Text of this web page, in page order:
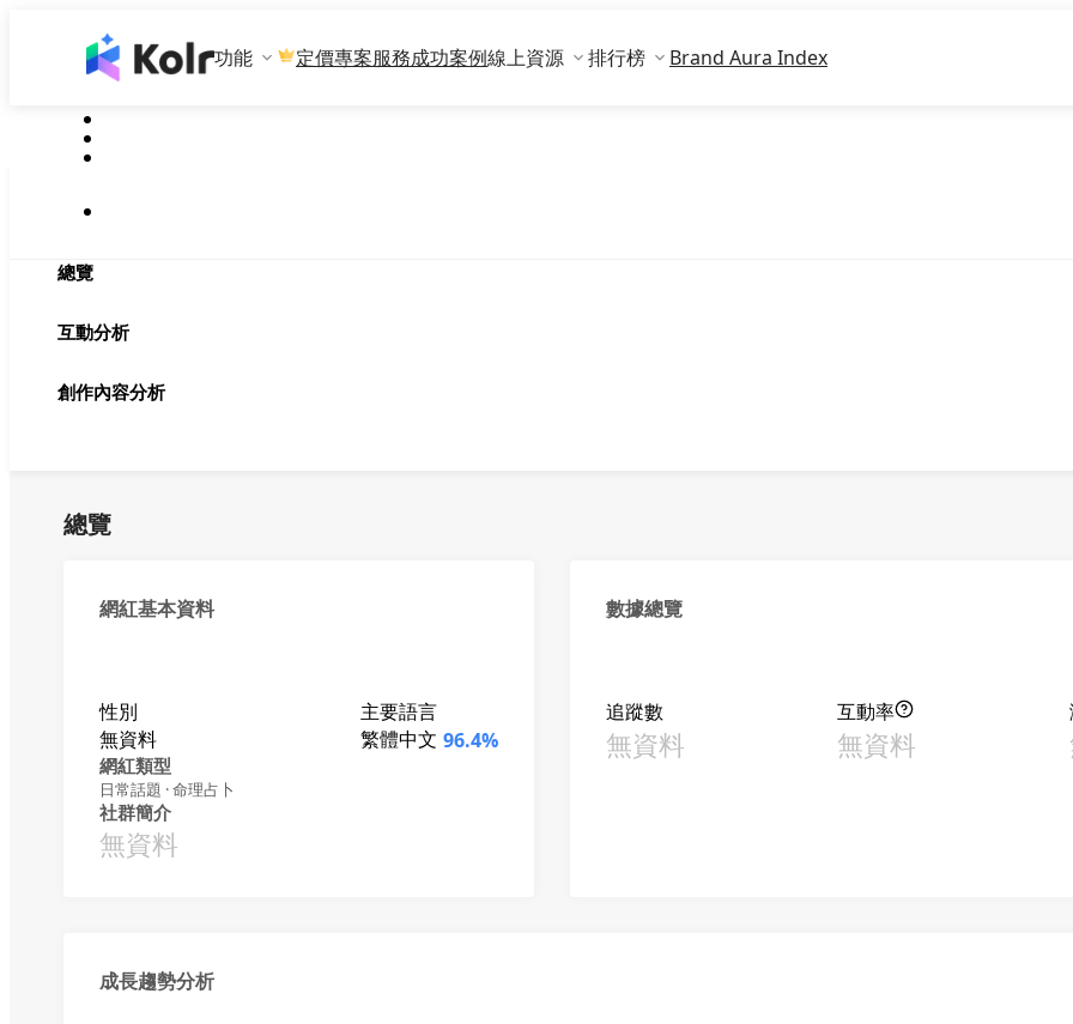
功能 定價專案服務成功案例線上資源 排行榜 Brand Aura Index
總覽
互動分析
創作內容分析
總覽
網紅基本資料
性別
無資料
主要語言
繁體中文 96.4%
網紅類型
日常話題 · 命理占卜
社群簡介
無資料
數據總覽
追蹤數
無資料
互動率
無資料
成長趨勢分析